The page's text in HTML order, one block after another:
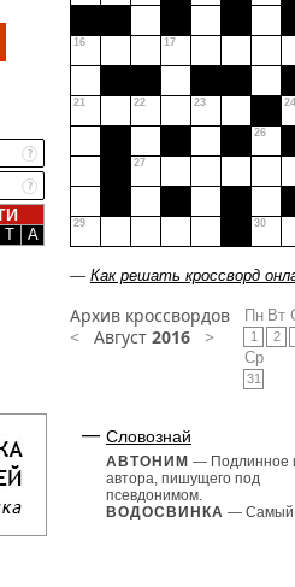
Т А
16 17
21 22 23 24
26
27
29 30
— Как решать кроссворд
Архив кроссвордов
< Август 2016 >
Пн
1
Вт
2
Ср
31
Словознай
АВТОНИМ — Подлинное
автора, пишущего под
псевдонимом.
ВОДОСВИНКА —